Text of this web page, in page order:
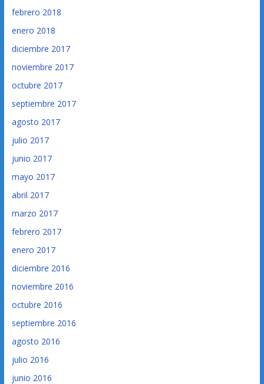
febrero 2018
enero 2018
diciembre 2017
noviembre 2017
octubre 2017
septiembre 2017
agosto 2017
julio 2017
junio 2017
mayo 2017
abril 2017
marzo 2017
febrero 2017
enero 2017
diciembre 2016
noviembre 2016
octubre 2016
septiembre 2016
agosto 2016
julio 2016
junio 2016